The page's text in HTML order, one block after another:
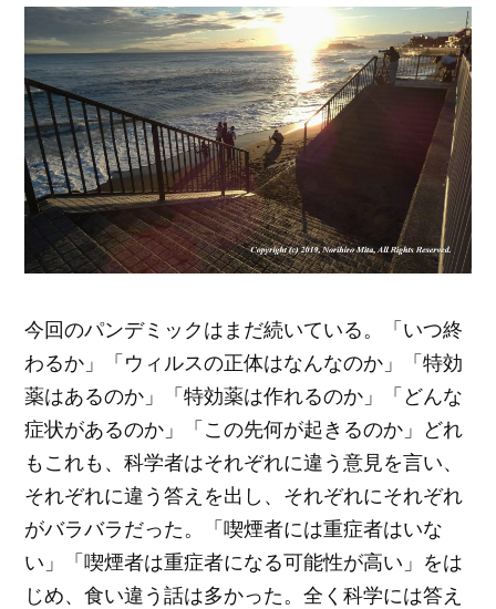
今回のパンデミックはまだ続いている。「いつ終
わるか」「ウィルスの正体はなんなのか」「特効
薬はあるのか」「特効薬は作れるのか」「どんな
症状があるのか」「この先何が起きるのか」どれ
もこれも、科学者はそれぞれに違う意見を言い、
それぞれに違う答えを出し、それぞれにそれぞれ
がバラバラだった。「喫煙者には重症者はいな
い」「喫煙者は重症者になる可能性が高い」をは
じめ、食い違う話は多かった。全く科学には答え